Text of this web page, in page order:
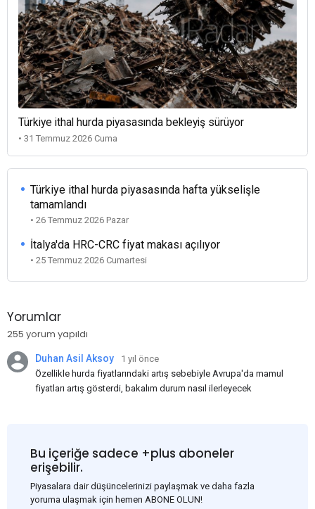
Türkiye ithal hurda piyasasında bekleyiş sürüyor
• 31 Temmuz 2026 Cuma
Türkiye ithal hurda piyasasında hafta yükselişle
tamamlandı
• 26 Temmuz 2026 Pazar
İtalya'da HRC-CRC fiyat makası açılıyor
• 25 Temmuz 2026 Cumartesi
Yorumlar
255 yorum yapıldı
Duhan Asil Aksoy
1 yıl önce
Özellikle hurda fiyatlarındaki artış sebebiyle Avrupa'da mamul
fiyatları artış gösterdi, bakalım durum nasıl ilerleyecek
Bu içeriğe sadece +plus aboneler
erişebilir.
Piyasalara dair düşüncelerinizi paylaşmak ve daha fazla
yoruma ulaşmak için hemen ABONE OLUN!